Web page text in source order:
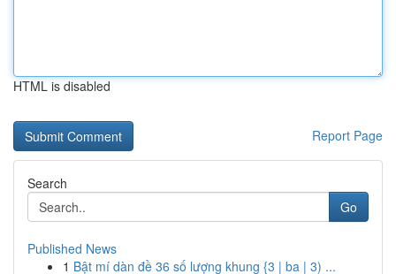
HTML is disabled
Report Page
Search
Go
Published News
1 Bật mí dàn đề 36 số lượng khung {3 | ba | 3) ...